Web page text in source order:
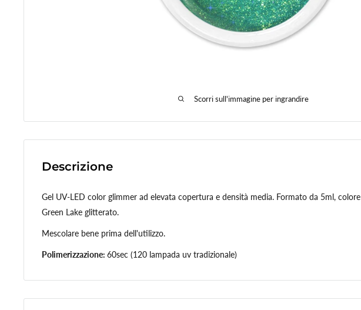
Scorri sull'immagine per ingrandire
Descrizione
Gel UV-LED color glimmer ad elevata copertura e densità media. Formato da 5ml, colore
Green Lake glitterato.
Mescolare bene prima dell'utilizzo.
Polimerizzazione: 60sec (120 lampada uv tradizionale)